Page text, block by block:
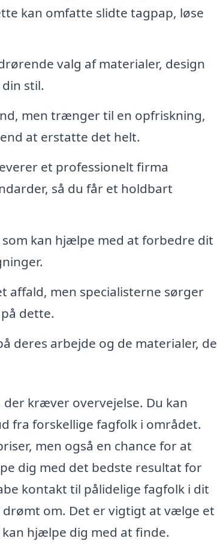
kan omfatte slidte tagpap, løse
valg af materialer, design
stil.
men trænger til en opfriskning,
at erstatte det helt.
et professionelt firma
så du får et holdbart
kan hjælpe med at forbedre dit
affald, men specialisterne sørger
dette.
deres arbejde og de materialer, de
kræver overvejelse. Du kan
fra forskellige fagfolk i området.
men også en chance for at
dig med det bedste resultat for
kontakt til pålidelige fagfolk i dit
om. Det er vigtigt at vælge et
hjælpe dig med at finde.